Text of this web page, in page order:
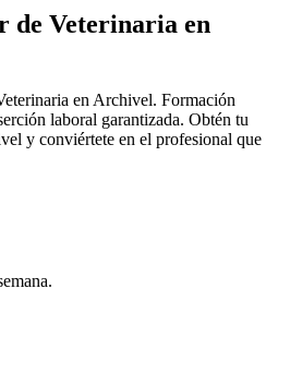
de Veterinaria en
en Archivel. Formación
laboral garantizada. Obtén tu
y conviértete en el profesional que